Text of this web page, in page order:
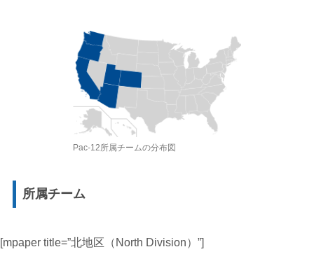
Pac-12所属チームの分布図
所属チーム
[mpaper title=”北地区（North Division）”]